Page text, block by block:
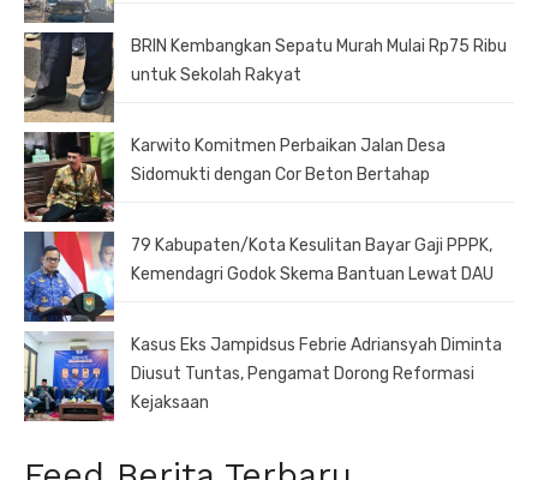
BRIN Kembangkan Sepatu Murah Mulai Rp75 Ribu
untuk Sekolah Rakyat
Karwito Komitmen Perbaikan Jalan Desa
Sidomukti dengan Cor Beton Bertahap
79 Kabupaten/Kota Kesulitan Bayar Gaji PPPK,
Kemendagri Godok Skema Bantuan Lewat DAU
Kasus Eks Jampidsus Febrie Adriansyah Diminta
Diusut Tuntas, Pengamat Dorong Reformasi
Kejaksaan